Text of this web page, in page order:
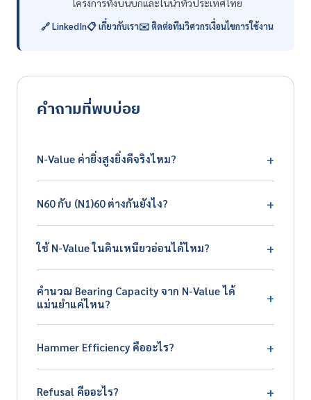
โครงการทั้งบนบกและในน้ำทั่วประเทศไทย
🔗 LinkedIn📋 เกี่ยวกับเรา✉️ ติดต่อทีมวิศวกรเงื่อนไขการใช้งาน
คำถามที่พบบ่อย
N-Value ค่ายิ่งสูงยิ่งดีจริงไหม? +
เกิน 100 ในชั้นบน) อาจเป็นสัญญาณของ Local Boulder
N60 กับ (N1)60 ต่างกันยังไง? +
ปรับ Borehole Diameter, Sampler Type, Rod Length /
เปรียบเทียบที่ความลึกต่างกันได้ ใช้สำหรับดินทรายเป็นหลัก
ดินเหนียวใช้ N60 พอ
ใช้ N-Value ในดินเหนียวอ่อนได้ไหม? +
2) อาจไม่บอกความแตกต่างได้ชัด แนะนำใช้ Vane Shear
Test (ASTM D2573) หรือ Unconfined Compression Test
(ASTM D2166) เป็นข้อมูลเสริม โดยเฉพาะใน Bangkok Clay
คำนวณ Bearing Capacity จาก N-Value ได้
แม่นยำแค่ไหน?
+
แม่นยำ ±20-30% เพียงพอสำหรับการออกแบบเบื้องต้น แต่
Hammer Efficiency คืออะไร? +
Sampler มาตรฐานสากลคือ 60% Donut Hammer (เก่า) มี
Refusal คืออะไร? +